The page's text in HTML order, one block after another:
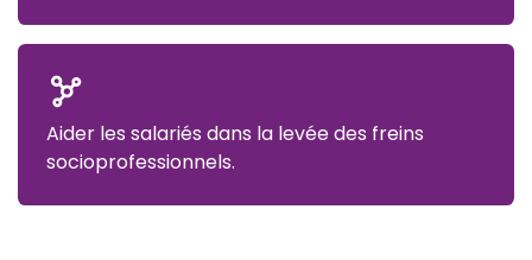
Aider les salariés dans la levée des freins
socioprofessionnels.